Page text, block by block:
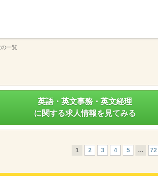
一覧
英語・英文事務・英文経理
に関する求人情報を見てみる
1 2 3 4 5 … 72